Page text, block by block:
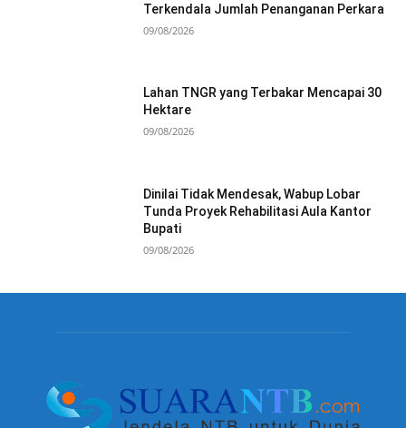
Terkendala Jumlah Penanganan Perkara
09/08/2026
Lahan TNGR yang Terbakar Mencapai 30
Hektare
09/08/2026
Dinilai Tidak Mendesak, Wabup Lobar
Tunda Proyek Rehabilitasi Aula Kantor
Bupati
09/08/2026